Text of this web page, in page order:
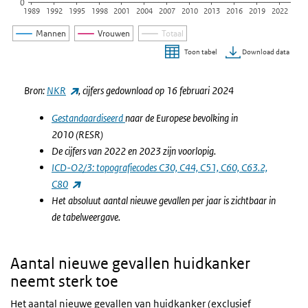
Mannen Vrouwen Totaal
0
1989 1992 1995 1998 2001 2004 2007 2010 2013 2016 2019 2022
Toon tabel Download data
Bron: NKR (externe link)
, cijfers gedownload op 16 februari 2024
Gestandaardiseerdnaar de Europese bevolking in
2010 (RESR)
De cijfers van 2022 en 2023 zijn voorlopig.
ICD-O2/3: topografiecodes C30, C44, C51, C60, C63.2,
C80
(externe link)
Het absoluut aantal nieuwe gevallen per jaar is zichtbaar in
de tabelweergave.
Aantal nieuwe gevallen huidkanker
neemt sterk toe
Het aantal nieuwe gevallen van huidkanker (exclusief